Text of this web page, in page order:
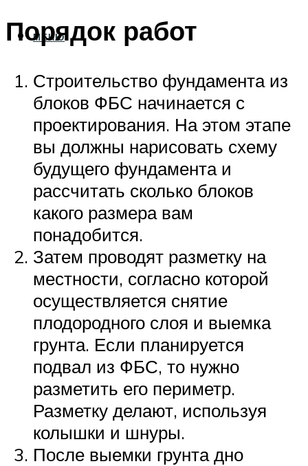
МЕНЮ
Порядок работ
Строительство фундамента из
блоков ФБС начинается с
проектирования. На этом этапе
вы должны нарисовать схему
будущего фундамента и
рассчитать сколько блоков
какого размера вам
понадобится.
Затем проводят разметку на
местности, согласно которой
осуществляется снятие
плодородного слоя и выемка
грунта. Если планируется
подвал из ФБС, то нужно
разметить его периметр.
Разметку делают, используя
колышки и шнуры.
После выемки грунта дно